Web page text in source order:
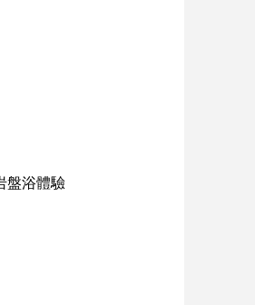
盤浴體驗